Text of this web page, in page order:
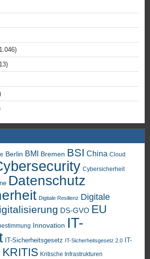
Berlin BMI Bremen BSI China Cloud
Cybersicherheit
Datenschutz
Digitale Resilienz Digitale
DS-GVO EU
Innovation IT-
IT-Sicherheitsgesetz IT-Sicherheitsgesetz 2.0
IT-
KRITIS Kritische Infrastrukturen